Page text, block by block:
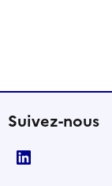
Suivez-nous